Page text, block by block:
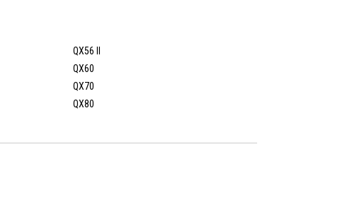
QX56 II
QX60
QX70
QX80